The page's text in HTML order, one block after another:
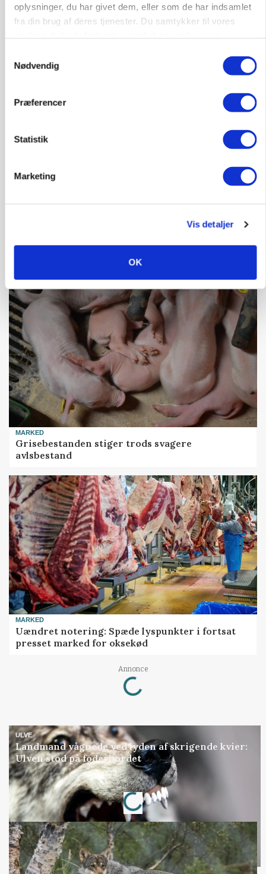
oplysninger, du har givet dem, eller som de har indsamlet
fra din brug af deres tjenester. Du samtykker til vores
Nødvendig
Præferencer
Statistik
Marketing
Vis detaljer
OK
KVÆG
Snart kan man søge tilskud til naturprojekter
PLANTER
MARKED
Grisebestanden stiger trods svagere
avlsbestand
MARKED
Uændret notering: Spæde lyspunkter i fortsat
presset marked for oksekød
Annonce
Loading...
ULVE
Landmand vågnede ved lyden af skrigende kvier:
Ulven stod på foderbordet
Annonce
Loading...